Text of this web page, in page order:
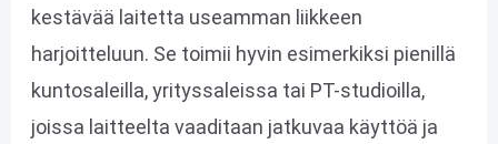
kestävää laitetta useamman liikkeen
harjoitteluun. Se toimii hyvin esimerkiksi pienillä
kuntosaleilla, yrityssaleissa tai PT-studioilla,
joissa laitteelta vaaditaan jatkuvaa käyttöä ja